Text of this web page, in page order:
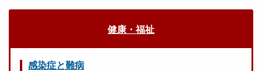
健康・福祉
感染症と難病